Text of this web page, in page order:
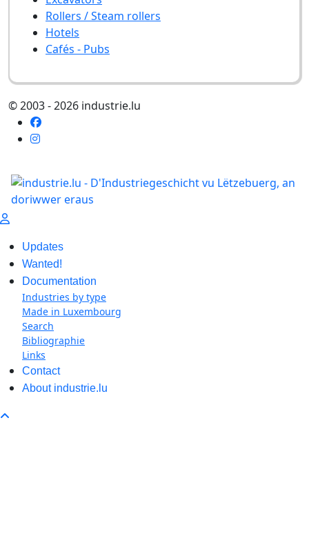
Rollers / Steam rollers
Hotels
Cafés - Pubs
© 2003 - 2026 industrie.lu
Updates
Wanted!
Documentation
Industries by type
Made in Luxembourg
Search
Bibliographie
Links
Contact
About industrie.lu